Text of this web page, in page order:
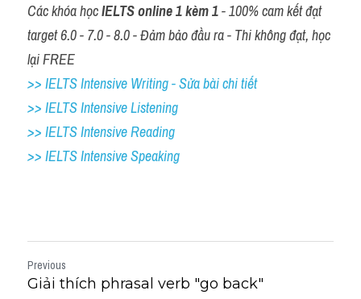
Các khóa học IELTS online 1 kèm 1 - 100% cam kết đạt
target 6.0 - 7.0 - 8.0 - Đảm bảo đầu ra - Thi không đạt, học
lại FREE
>> IELTS Intensive Writing - Sửa bài chi tiết
>> IELTS Intensive Listening
>> IELTS Intensive Reading
>> IELTS Intensive Speaking
Previous
Giải thích phrasal verb "go back"